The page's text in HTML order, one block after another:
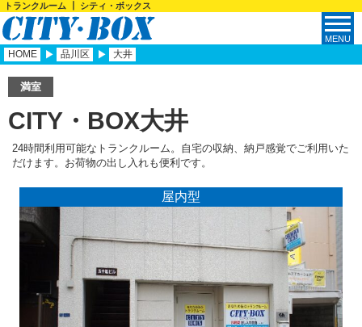
トランクルーム ┃ シティ・ボックス
HOME 品川区 大井
満室
CITY・BOX大井
24時間利用可能なトランクルーム。自宅の収納、納戸感覚でご利用いた
だけます。お荷物の出し入れも便利です。
屋内型